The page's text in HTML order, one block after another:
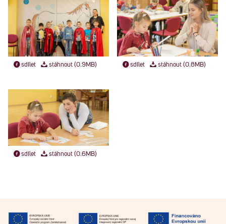
sdílet stáhnout (0.9MB) sdílet stáhnout (0.8MB)
sdílet stáhnout (0.6MB)